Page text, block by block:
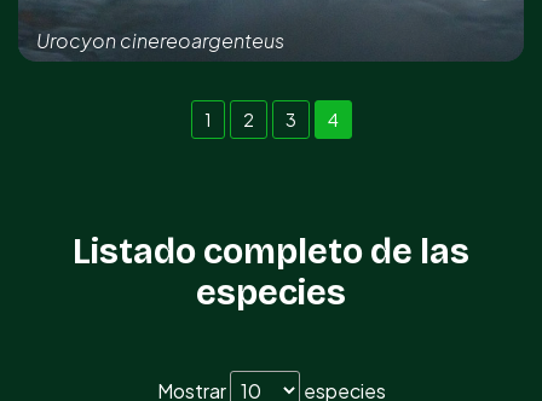
Urocyon cinereoargenteus
1 2 3 4
Listado completo de las
especies
Mostrar especies